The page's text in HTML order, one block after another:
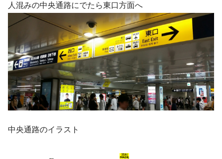
人混みの中央通路にでたら東口方面へ
中央通路のイラスト